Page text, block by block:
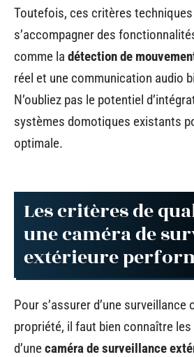
Toutefois, ces critères
s’accompagner des
comme la détection de
réel et une communication audio
N’oubliez pas le potentiel
systèmes domotiques existants
optimale.
Les critères de
une caméra de
extérieure
Pour s’assurer d’une
propriété, il faut bien connaître
d’unecaméra de surveillance